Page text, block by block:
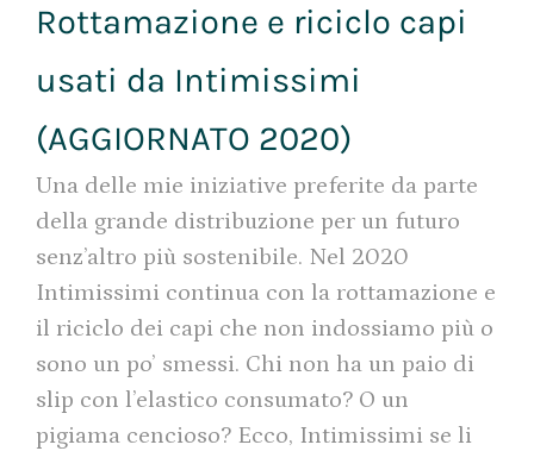
Rottamazione e riciclo capi
usati da Intimissimi
(AGGIORNATO 2020)
Una delle mie iniziative preferite da parte
della grande distribuzione per un futuro
senz’altro più sostenibile. Nel 2020
Intimissimi continua con la rottamazione e
il riciclo dei capi che non indossiamo più o
sono un po’ smessi. Chi non ha un paio di
slip con l’elastico consumato? O un
pigiama cencioso? Ecco, Intimissimi se li